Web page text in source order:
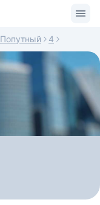
Попутный 4